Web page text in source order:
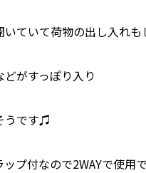
ていて荷物の出し入れも
がすっぽり入り
うです♫
プ付なので2WAYで使用